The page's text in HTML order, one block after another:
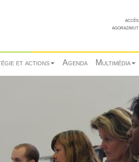
accès
agorazimut
et actions Agenda Multimédia